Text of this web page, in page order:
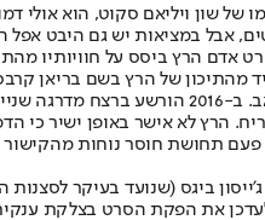
של שון ויליאם סקוט, הוא אולי
אבל במציאות יש גם היבט אפל
אדם הרץ ביסס על חוויותיו
הרץ לא אישר באופן ישיר כי
פעם תחושת חוסר נוחות מהקישור
ביגס (שנועד בעיקר לסצנות